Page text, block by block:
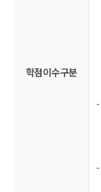
학점이수구분